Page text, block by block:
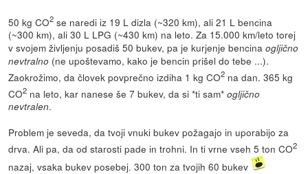
50 kg CO2 se naredi iz 19 L dizla (~320 km), ali 21 L bencina
(~300 km), ali 30 L LPG (~430 km) na leto. Za 15.000 km/leto torej
v svojem življenju posadiš 50 bukev, pa je kurjenje bencinaogljično
nevtralno (ne upoštevamo, kako je bencin prišel do tebe ...).
Zaokrožimo, da človek povprečno izdiha 1 kg CO2 na dan. 365 kg
CO2 na leto, kar nanese še 7 bukev, da si *ti sam*ogljično
nevtralen.
Problem je seveda, da tvoji vnuki bukev požagajo in uporabijo za
drva. Ali pa, da od starosti pade in trohni. In ti vrne vseh 5 ton CO2
nazaj, vsaka bukev posebej. 300 ton za tvojih 60 bukev